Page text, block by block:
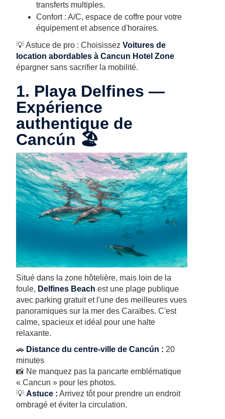
transferts multiples.
Confort : A/C, espace de coffre pour votre
équipement et absence d'horaires.
💡 Astuce de pro : ChoisissezVoitures de
location abordables à Cancun Hotel Zone
épargner sans sacrifier la mobilité.
1. Playa Delfines —
Expérience
authentique de
Cancún 🏖️
Situé dans la zone hôtelière, mais loin de la
foule, Delfines Beach est une plage publique
avec parking gratuit et l'une des meilleures vues
panoramiques sur la mer des Caraïbes. C'est
calme, spacieux et idéal pour une halte
relaxante.
🚗 Distance du centre-ville de Cancún : 20
minutes
📸 Ne manquez pas la pancarte emblématique
« Cancun » pour les photos.
💡Astuce : Arrivez tôt pour prendre un endroit
ombragé et éviter la circulation.